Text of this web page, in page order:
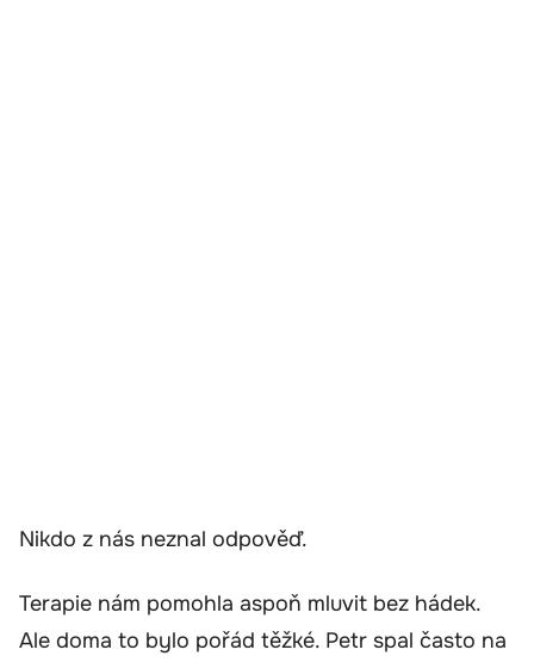
Nikdo z nás neznal odpověď.
Terapie nám pomohla aspoň mluvit bez hádek.
Ale doma to bylo pořád těžké. Petr spal často na